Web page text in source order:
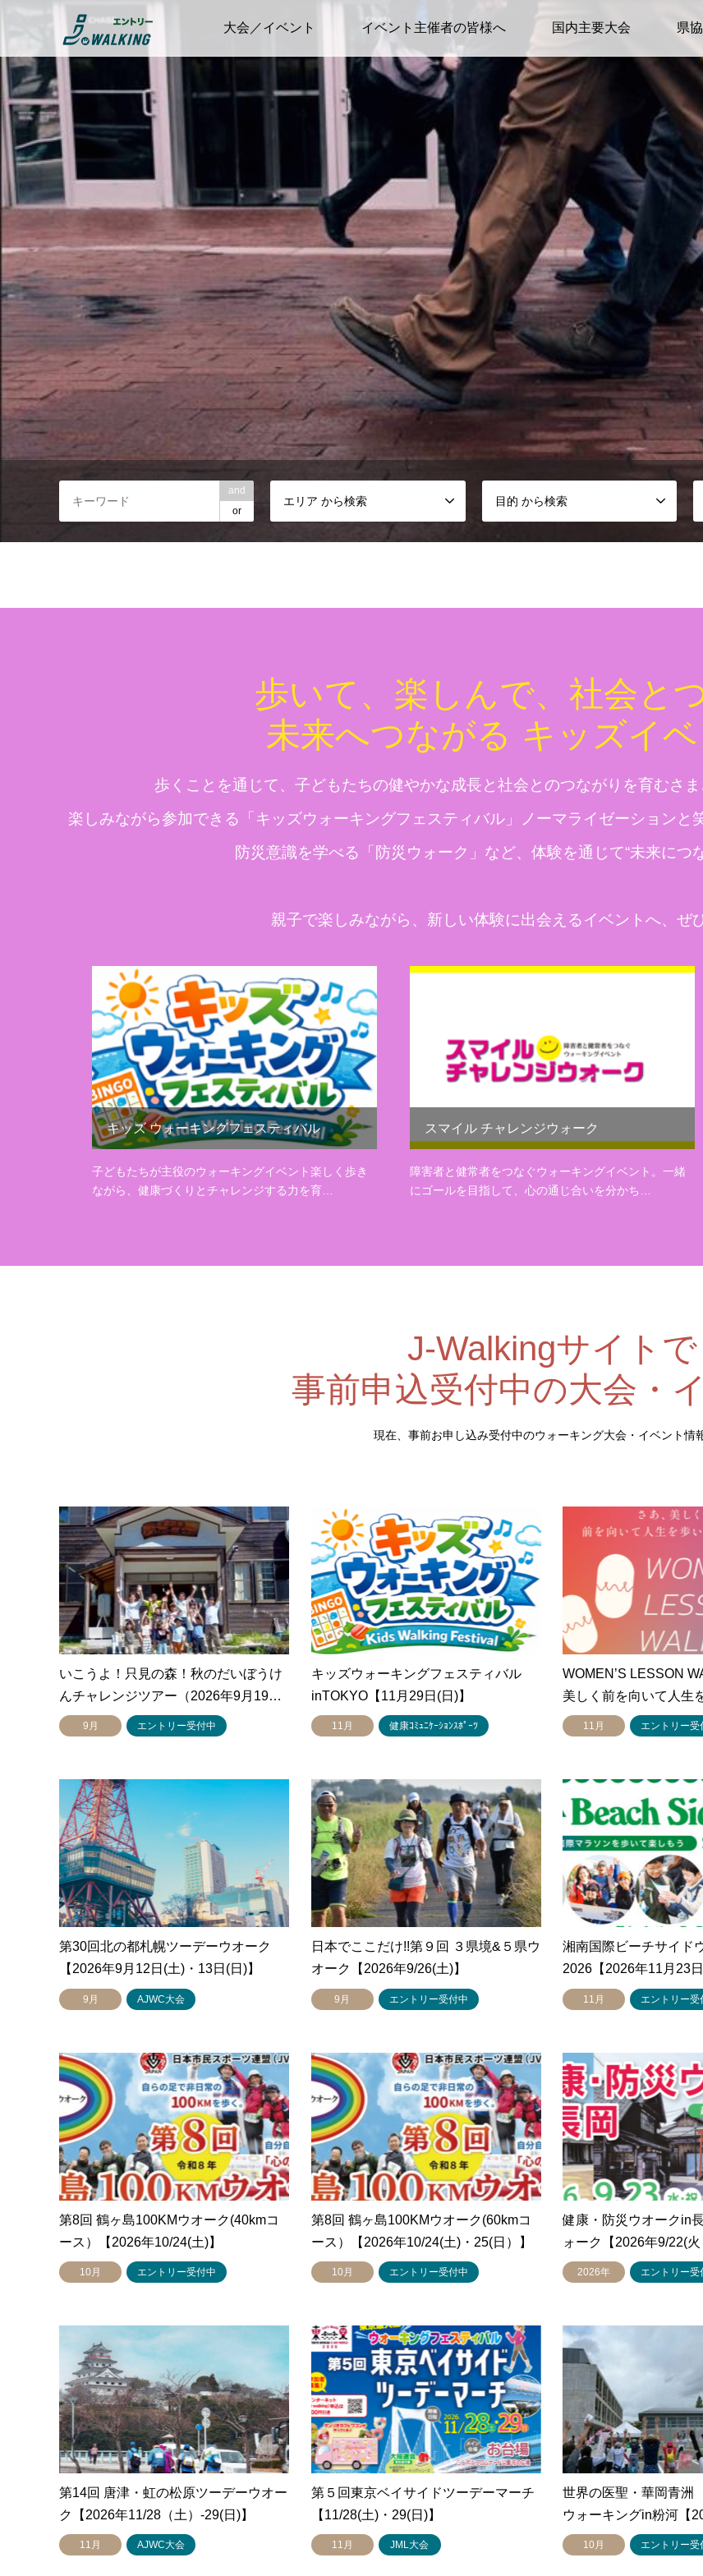
大会／イベント イベント主催者の皆様へ 国内主要大会 県
ウォーキング大会・イベントをご
【企画～事前準備～当日運営まですべ
業界No.1の豊富
日本ウオーキング協会に
and
or
エリア から検索 目的 から検索
歩いて、楽しんで、社会と
未来へつながる キッズイ
歩くことを通じて、子どもたちの健やかな成長と社会とのつながりを育むさ
楽しみながら参加できる「キッズウォーキングフェスティバル」ノーマライゼーションと
防災意識を学べる「防災ウォーク」など、体験を通じて“未来につ
親子で楽しみながら、新しい体験に出会えるイベントへ、ぜ
キッズ ウォーキングフェスティバル
子どもたちが主役のウォーキングイベント楽しく歩き
ながら、健康づくりとチャレンジする力を育…
スマイル チャレンジウォーク
障害者と健常者をつなぐウォーキングイベント。一緒
にゴールを目指して、心の通じ合いを分かち…
J-Walkingサイトで
事前申込受付中の大会・
現在、事前お申し込み受付中のウォーキング大会・イベント情
いこうよ！只見の森！秋のだいぼうけ
んチャレンジツアー（2026年9月19…
9月 エントリー受付中
キッズウォーキングフェスティバル
inTOKYO【11月29日(日)】
11月 健康ｺﾐｭﾆｹｰｼｮﾝｽﾎﾟｰﾂ
WOMEN’S LESSON
美しく前を向いて人生
11月 エントリー受
第30回北の都札幌ツーデーウオーク
【2026年9月12日(土)・13日(日)】
9月 AJWC大会
日本でここだけ!!第９回 ３県境&５県ウ
オーク【2026年9/26(土)】
9月 エントリー受付中
湘南国際ビーチサイド
2026【2026年11月23日
11月 エントリー受
第8回 鶴ヶ島100KMウオーク(40kmコ
ース）【2026年10/24(土)】
10月 エントリー受付中
第8回 鶴ヶ島100KMウオーク(60kmコ
ース）【2026年10/24(土)・25(日）】
10月 エントリー受付中
健康・防災ウオークin
ォーク【2026年9/22(火
2026年 エントリー受
第14回 唐津・虹の松原ツーデーウオー
ク【2026年11/28（土）-29(日)】
11月 AJWC大会
第５回東京ベイサイドツーデーマーチ
【11/28(土)・29(日)】
11月 JML大会
世界の医聖・華岡青
ウォーキングin粉河【
10月 エントリー受